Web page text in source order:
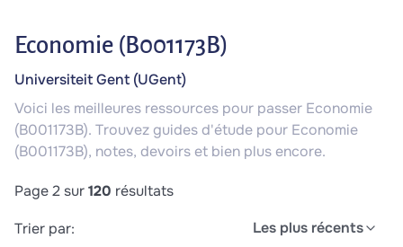
Economie (B001173B)
Universiteit Gent (UGent)
Voici les meilleures ressources pour passer Economie
(B001173B). Trouvez guides d'étude pour Economie
(B001173B), notes, devoirs et bien plus encore.
Page 2 sur120 résultats
Trier par:
Les plus récents